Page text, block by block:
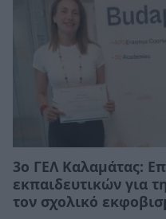
3ο ΓΕΛ Καλαμάτας:
εκπαιδευτικών για
τον σχολικό